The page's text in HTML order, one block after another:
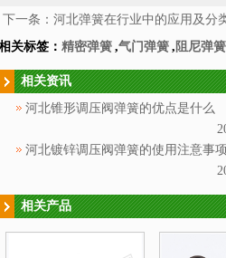
下一条： 河北弹簧在行业中的应用及分
关标签： 精密弹簧 ,气门弹簧 , 阻尼弹簧
相关资讯
河北锥形调压阀弹簧的优点是什么
河北镀锌调压阀弹簧的使用注意事项
相关产品